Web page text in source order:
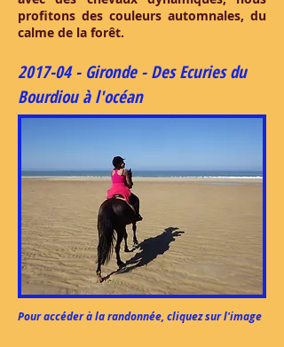
profitons des couleurs automnales, du
calme de la forêt.
2017-04 - Gironde - Des Ecuries du
Bourdiou à l'océan
Pour accéder à la randonnée, cliquez sur l'image